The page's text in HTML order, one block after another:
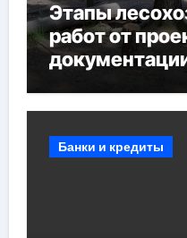
Этапы
работ от
мероприятий
Банки и кредиты